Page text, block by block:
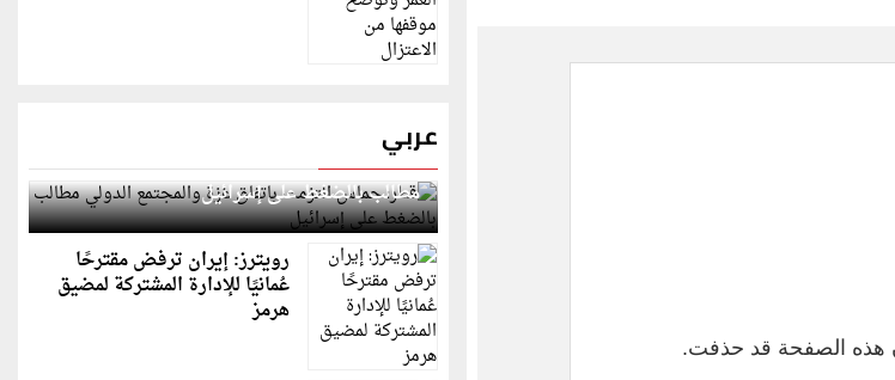
عربي
قطر: حماس التزمت باتفاق غزة والمجتمع الدولي
مطالب بالضغط على إسرائيل
رويترز: إيران ترفض مقترحًا
عُمانيًا للإدارة المشتركة لمضيق
هرمز